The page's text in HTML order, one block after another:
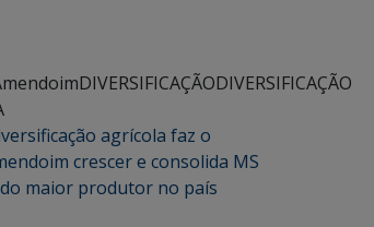
DIVERSIFICAÇÃODIVERSIFICAÇÃO
agrícola faz o
crescer e consolida MS
maior produtor no país